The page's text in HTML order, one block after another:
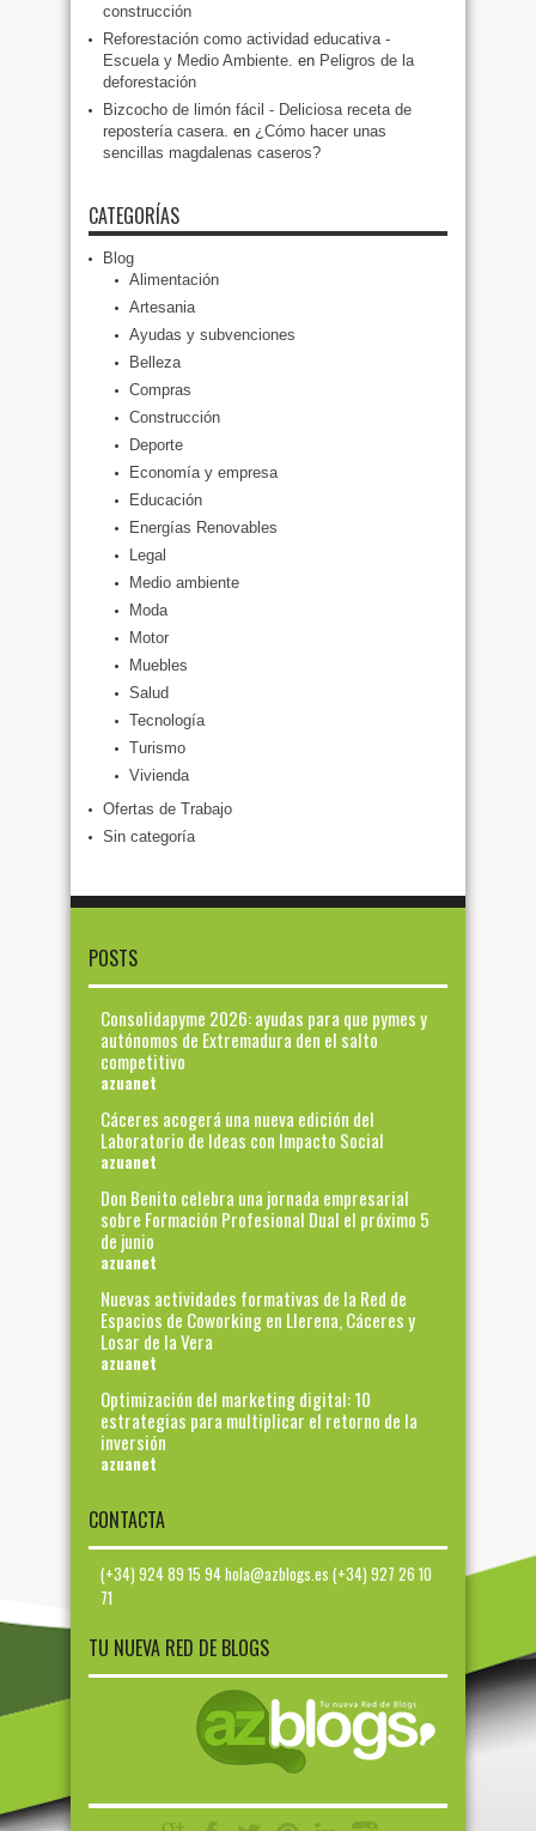
construcción
Reforestación como actividad educativa -
Escuela y Medio Ambiente. en Peligros de la
deforestación
Bizcocho de limón fácil - Deliciosa receta de
repostería casera. en ¿Cómo hacer unas
sencillas magdalenas caseros?
CATEGORÍAS
Blog
Alimentación
Artesania
Ayudas y subvenciones
Belleza
Compras
Construcción
Deporte
Economía y empresa
Educación
Energías Renovables
Legal
Medio ambiente
Moda
Motor
Muebles
Salud
Tecnología
Turismo
Vivienda
Ofertas de Trabajo
Sin categoría
POSTS
Consolidapyme 2026: ayudas para que pymes y
autónomos de Extremadura den el salto
competitivo
azuanet
Cáceres acogerá una nueva edición del
Laboratorio de Ideas con Impacto Social
azuanet
Don Benito celebra una jornada empresarial
sobre Formación Profesional Dual el próximo 5
de junio
azuanet
Nuevas actividades formativas de la Red de
Espacios de Coworking en Llerena, Cáceres y
Losar de la Vera
azuanet
Optimización del marketing digital: 10
estrategias para multiplicar el retorno de la
inversión
azuanet
CONTACTA
(+34) 924 89 15 94 hola@azblogs.es (+34) 927 26 10
71
TU NUEVA RED DE BLOGS